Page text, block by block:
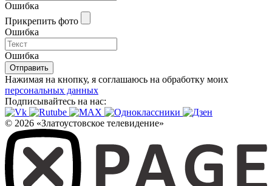
Ошибка
Прикрепить фото
Ошибка
Ошибка
Отправить
Нажимая на кнопку, я соглашаюсь на обработку моих
персональных данных
Подписывайтесь на нас:
© 2026 «Златоустовское телевидение»